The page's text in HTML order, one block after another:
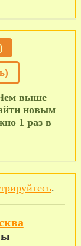
выше
новым
1 раз в
.